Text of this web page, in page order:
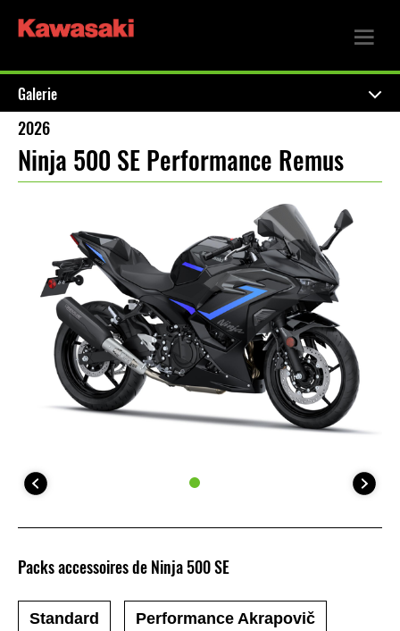
Galerie
2026
Ninja 500 SE Performance Remus
Packs accessoires de Ninja 500 SE
Standard Performance Akrapovič